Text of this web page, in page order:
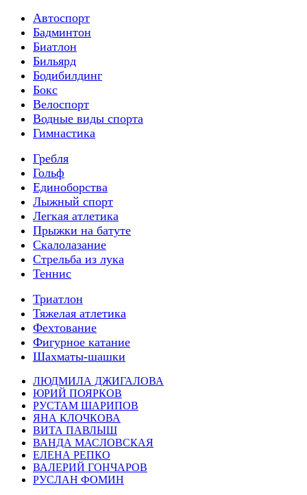
Автоспорт
Бадминтон
Биатлон
Бильярд
Бодибилдинг
Бокс
Велоспорт
Водные виды спорта
Гимнастика
Гребля
Гольф
Единоборства
Лыжный спорт
Легкая атлетика
Прыжки на батуте
Скалолазание
Стрельба из лука
Теннис
Триатлон
Тяжелая атлетика
Фехтование
Фигурное катание
Шахматы-шашки
ЛЮДМИЛА ДЖИГАЛОВА
ЮРИЙ ПОЯРКОВ
РУСТАМ ШАРИПОВ
ЯНА КЛОЧКОВА
ВИТА ПАВЛЫШ
ВАНДА МАСЛОВСКАЯ
ЕЛЕНА РЕПКО
ВАЛЕРИЙ ГОНЧАРОВ
РУСЛАН ФОМИН